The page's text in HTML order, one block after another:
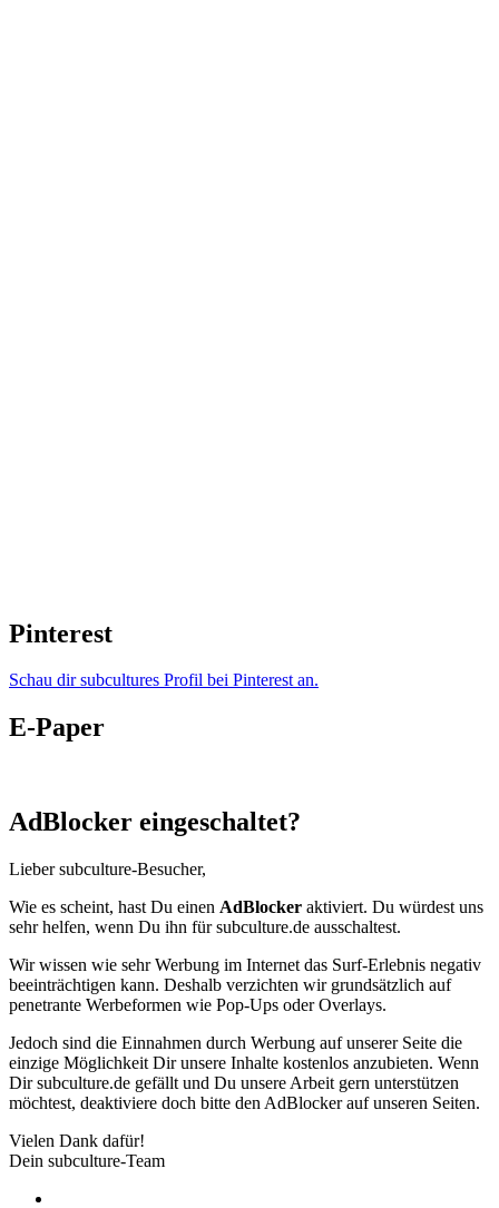
Pinterest
Schau dir subcultures Profil bei Pinterest an.
E-Paper
AdBlocker eingeschaltet?
Lieber subculture-Besucher,
Wie es scheint, hast Du einen AdBlocker aktiviert. Du würdest uns
sehr helfen, wenn Du ihn für subculture.de ausschaltest.
Wir wissen wie sehr Werbung im Internet das Surf-Erlebnis negativ
beeinträchtigen kann. Deshalb verzichten wir grundsätzlich auf
penetrante Werbeformen wie Pop-Ups oder Overlays.
Jedoch sind die Einnahmen durch Werbung auf unserer Seite die
einzige Möglichkeit Dir unsere Inhalte kostenlos anzubieten. Wenn
Dir subculture.de gefällt und Du unsere Arbeit gern unterstützen
möchtest, deaktiviere doch bitte den AdBlocker auf unseren Seiten.
Vielen Dank dafür!
Dein subculture-Team